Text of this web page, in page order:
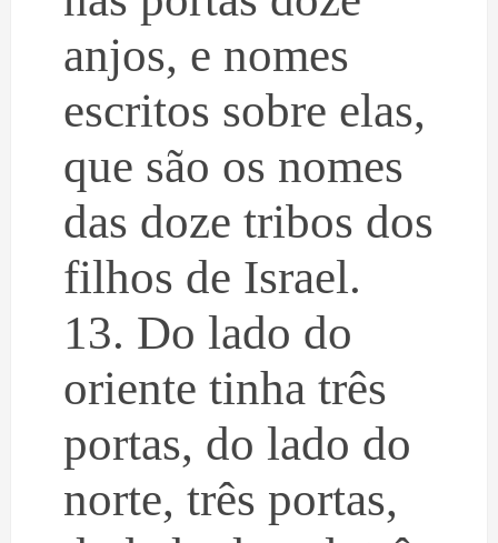
anjos, e nomes
escritos sobre elas,
que são os nomes
das doze tribos dos
filhos de Israel.
13. Do lado do
oriente tinha três
portas, do lado do
norte, três portas,